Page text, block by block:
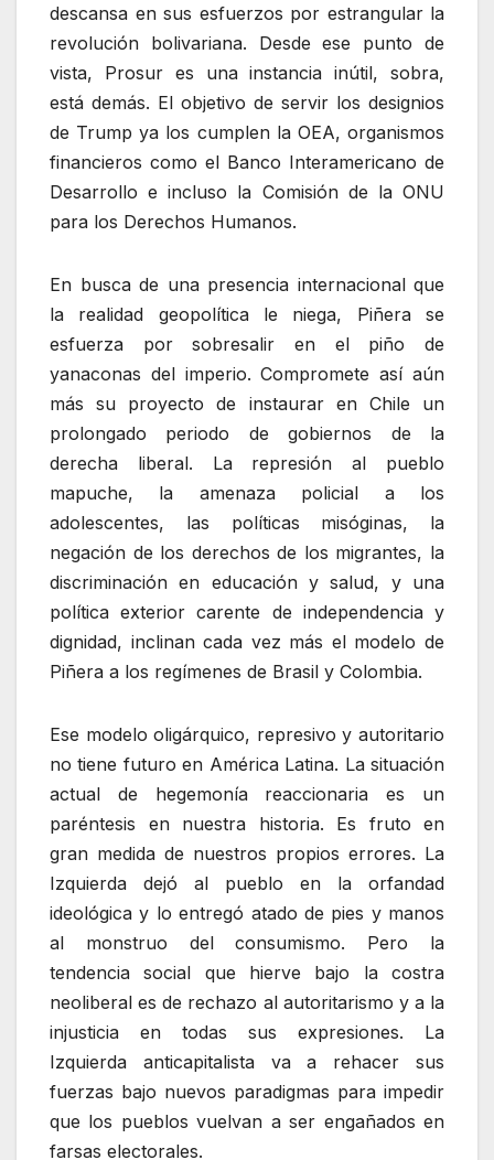
descansa en sus esfuerzos por estrangular la
revolución bolivariana. Desde ese punto de
vista, Prosur es una instancia inútil, sobra,
está demás. El objetivo de servir los designios
de Trump ya los cumplen la OEA, organismos
financieros como el Banco Interamericano de
Desarrollo e incluso la Comisión de la ONU
para los Derechos Humanos.
En busca de una presencia internacional que
la realidad geopolítica le niega, Piñera se
esfuerza por sobresalir en el piño de
yanaconas del imperio. Compromete así aún
más su proyecto de instaurar en Chile un
prolongado periodo de gobiernos de la
derecha liberal. La represión al pueblo
mapuche, la amenaza policial a los
adolescentes, las políticas misóginas, la
negación de los derechos de los migrantes, la
discriminación en educación y salud, y una
política exterior carente de independencia y
dignidad, inclinan cada vez más el modelo de
Piñera a los regímenes de Brasil y Colombia.
Ese modelo oligárquico, represivo y autoritario
no tiene futuro en América Latina. La situación
actual de hegemonía reaccionaria es un
paréntesis en nuestra historia. Es fruto en
gran medida de nuestros propios errores. La
Izquierda dejó al pueblo en la orfandad
ideológica y lo entregó atado de pies y manos
al monstruo del consumismo. Pero la
tendencia social que hierve bajo la costra
neoliberal es de rechazo al autoritarismo y a la
injusticia en todas sus expresiones. La
Izquierda anticapitalista va a rehacer sus
fuerzas bajo nuevos paradigmas para impedir
que los pueblos vuelvan a ser engañados en
farsas electorales.